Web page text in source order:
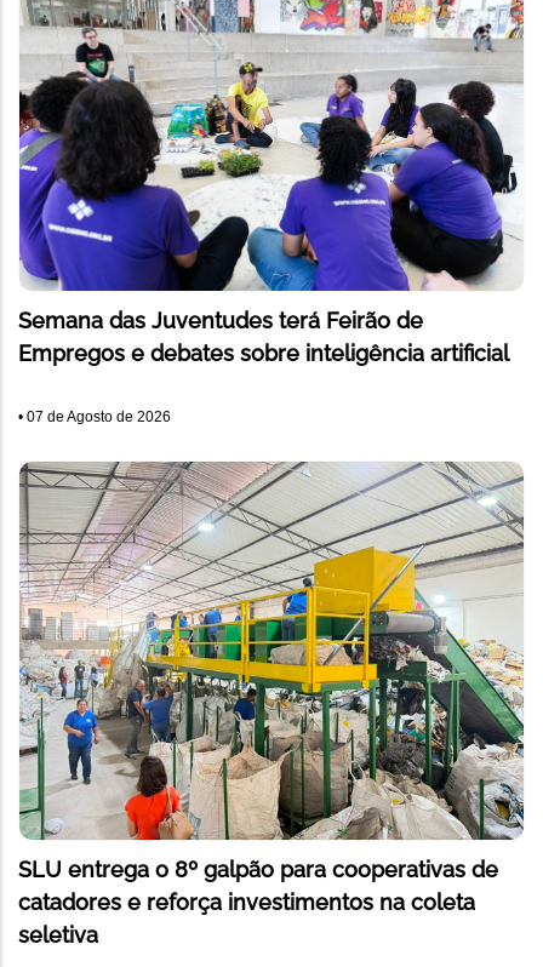
Semana das Juventudes terá Feirão de
Empregos e debates sobre inteligência artificial
• 07 de Agosto de 2026
SLU entrega o 8º galpão para cooperativas de
catadores e reforça investimentos na coleta
seletiva